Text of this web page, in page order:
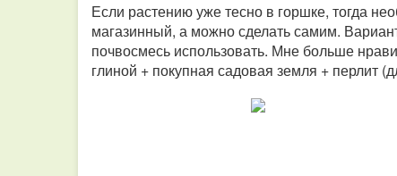
Если растению уже тесно в горшке, тогда
магазинный, а можно сделать самим.
почвосмесь использовать. Мне больше
глиной + покупная садовая земля + перлит